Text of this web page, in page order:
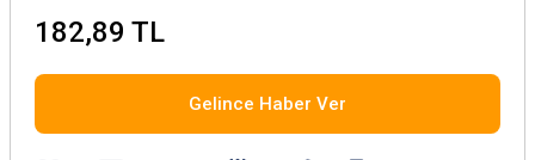
182,89 TL
Gelince Haber Ver